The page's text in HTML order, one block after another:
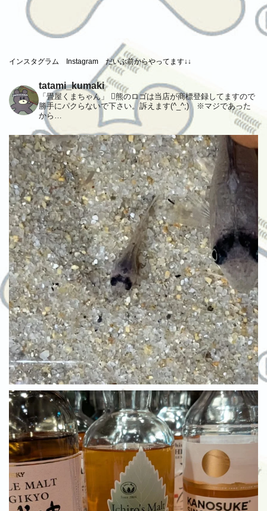
インスタグラム Instagram だいぶ前からやってます↓↓
tatami_kumaki
「畳屋くまちゃん」 熊のロゴは当店が商標登録してますので
勝手にパクらないで下さい。訴えます(^_^;) ※マジであった
から…